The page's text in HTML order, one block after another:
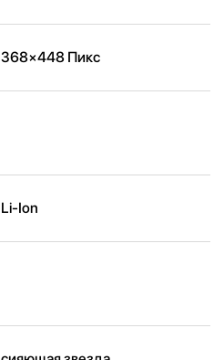
368×448 Пикс
Li-Ion